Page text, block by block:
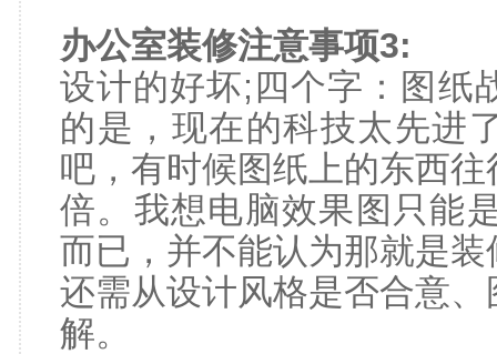
办公室装修注意事项3:
设计的好坏;四个字：图纸
的是，现在的科技太先进
吧，有时候图纸上的东西
倍。我想电脑效果图只能
而已，并不能认为那就是
还需从设计风格是否合意
解。